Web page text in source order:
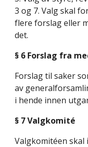
3 og 7. Valg skal
flere forslag eller
det.
§ 6 Forslag fra
Forslag til saker
av
i hende innen
§ 7 Valgkomité
Valgkomitéen